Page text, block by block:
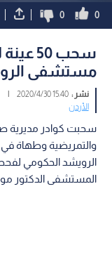
0
0
سحب
مستشفى
نشر :15:40 2020/4/30
|
الأردن
والتمريضية وطهاة
الرويشد الحكومي
المستشفى الدكتور